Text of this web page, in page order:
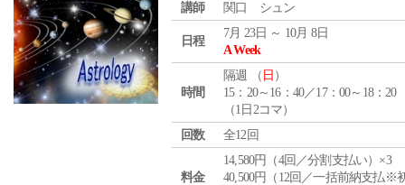
講師 関口 シュン
日程
7月 23日 ～ 10月 8日
A Week
時間
隔週 （ 日 ）
15：20～16：40／17：00～18：20
（1日2コマ）
回数
全12回
料金
14,580円（4回／分割支払い）×3
40,500円（12回／一括前納支払※